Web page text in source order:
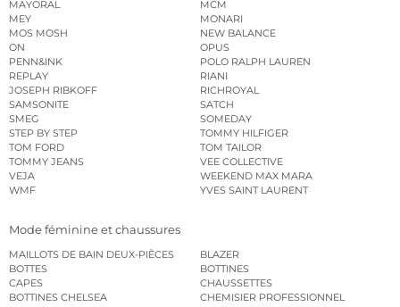
MAYORAL
MCM
MEY
MONARI
MOS MOSH
NEW BALANCE
ON
OPUS
PENN&INK
POLO RALPH LAUREN
REPLAY
RIANI
JOSEPH RIBKOFF
RICHROYAL
SAMSONITE
SATCH
SMEG
SOMEDAY
STEP BY STEP
TOMMY HILFIGER
TOM FORD
TOM TAILOR
TOMMY JEANS
VEE COLLECTIVE
VEJA
WEEKEND MAX MARA
WMF
YVES SAINT LAURENT
Mode féminine et chaussures
MAILLOTS DE BAIN DEUX-PIÈCES
BLAZER
BOTTES
BOTTINES
CAPES
CHAUSSETTES
BOTTINES CHELSEA
CHEMISIER PROFESSIONNEL